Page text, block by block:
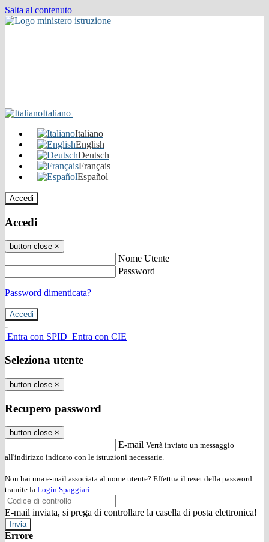
Salta al contenuto
Italiano
Italiano
English
Deutsch
Français
Español
Accedi
Accedi
button close ×
Nome Utente
Password
Password dimenticata?
-
Entra con SPID Entra con CIE
Seleziona utente
button close ×
Recupero password
button close ×
E-mail Verrà inviato un messaggio
all'indirizzo indicato con le istruzioni necessarie.
Non hai una e-mail associata al nome utente? Effettua il reset della password
tramite la Login Spaggiari
E-mail inviata, si prega di controllare la casella di posta elettronica!
Errore